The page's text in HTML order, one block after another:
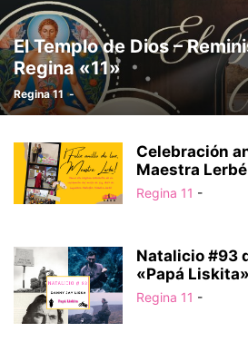
El Templo de Dios –
Regina «11»
Regina 11 -
Celebración
Maestra Lerbé
Regina 11 -
Natalicio #93
«Papá Liskita»
Regina 11 -